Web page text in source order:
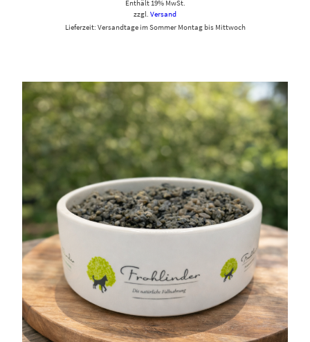
Enthält 19% MwSt.
zzgl. Versand
Lieferzeit: Versandtage im Sommer Montag bis Mittwoch